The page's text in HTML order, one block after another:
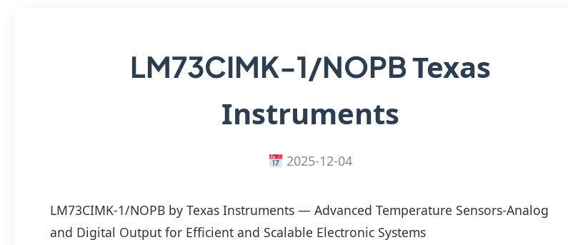
LM73CIMK-1/NOPBTexas
Instruments
2025-12-04
LM73CIMK-1/NOPB by Texas Instruments — Advanced Temperature Sensors-Analog
and Digital Output for Efficient and Scalable Electronic Systems